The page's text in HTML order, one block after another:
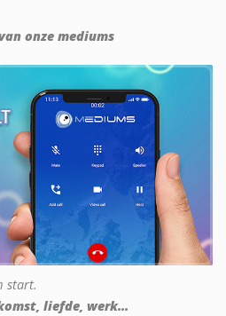
onze mediums
start.
liefde, werk...